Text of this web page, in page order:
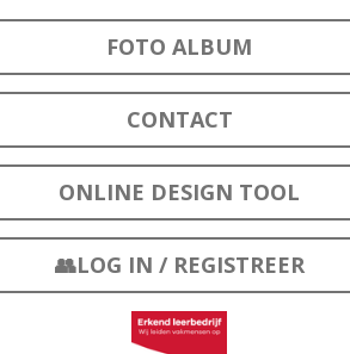
FOTO ALBUM
CONTACT
ONLINE DESIGN TOOL
👥LOG IN / REGISTREER